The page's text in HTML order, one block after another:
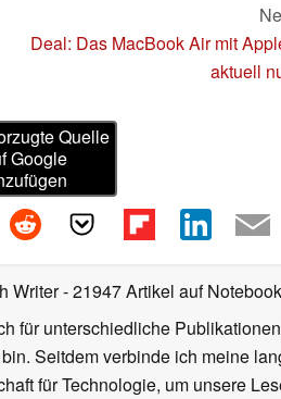
Deal: Das MacBook Air mit
aktuell
Quelle
Google
Writer- 21947 Artikel auf
für unterschiedliche
Seitdem verbinde ich meine
für Technologie, um unsere